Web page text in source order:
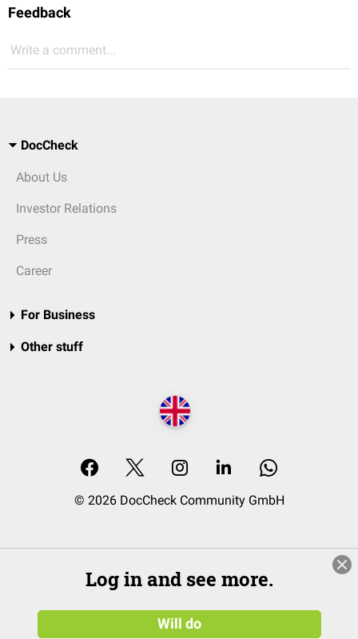
Feedback
Write a comment...
DocCheck
About Us
Investor Relations
Press
Career
For Business
Other stuff
© 2026 DocCheck Community GmbH
Log in and see more.
Will do